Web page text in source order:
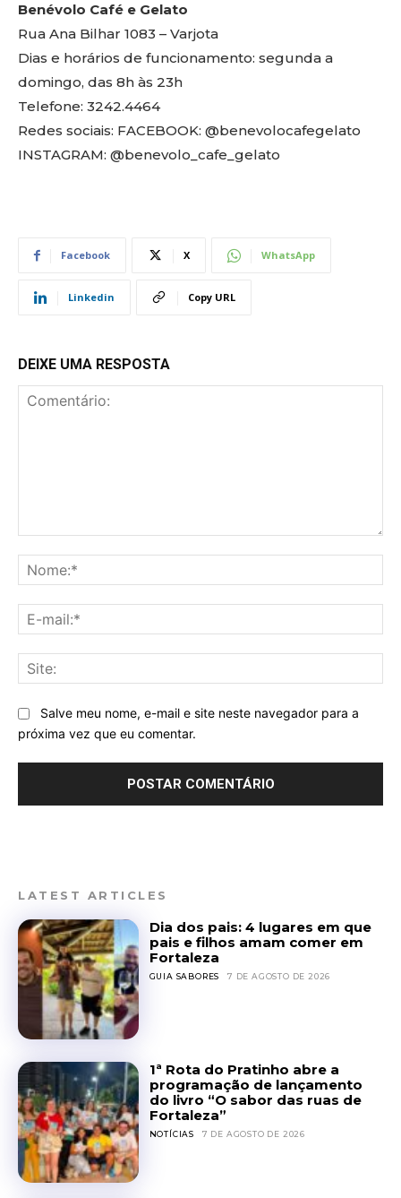
Benévolo Café e Gelato
Rua Ana Bilhar 1083 – Varjota
Dias e horários de funcionamento: segunda a
domingo, das 8h às 23h
Telefone: 3242.4464
Redes sociais: FACEBOOK: @benevolocafegelato
INSTAGRAM: @benevolo_cafe_gelato
Facebook X WhatsApp
Linkedin Copy URL
DEIXE UMA RESPOSTA
Salve meu nome, e-mail e site neste navegador para a
próxima vez que eu comentar.
LATEST ARTICLES
Dia dos pais: 4 lugares em que
pais e filhos amam comer em
Fortaleza
GUIA SABORES 7 DE AGOSTO DE 2026
1ª Rota do Pratinho abre a
programação de lançamento
do livro “O sabor das ruas de
Fortaleza”
NOTÍCIAS 7 DE AGOSTO DE 2026